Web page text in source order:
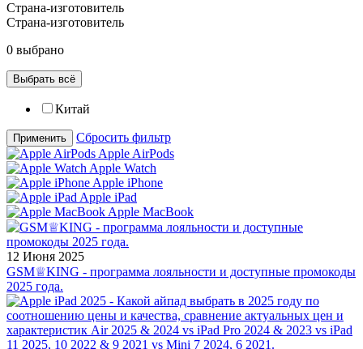
Страна-изготовитель
Страна-изготовитель
0 выбрано
Выбрать всё
Китай
Применить
Сбросить фильтр
Apple AirPods
Apple Watch
Apple iPhone
Apple iPad
Apple MacBook
12 Июня 2025
GSM♕KING - программа лояльности и доступные промокоды
2025 года.